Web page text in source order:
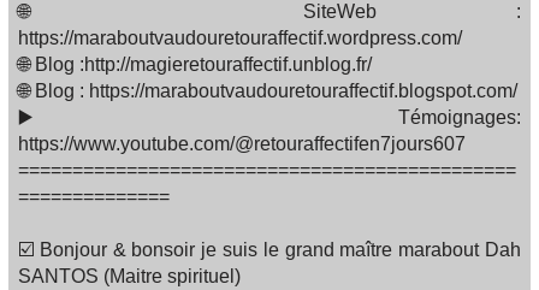
🌐 SiteWeb :
https://maraboutvaudouretouraffectif.wordpress.com/
🌐 Blog :http://magieretouraffectif.unblog.fr/
🌐 Blog : https://maraboutvaudouretouraffectif.blogspot.com/
▶️ Témoignages:
https://www.youtube.com/@retouraffectifen7jours607
==============================================
==============
☑️ Bonjour & bonsoir je suis le grand maître marabout Dah
SANTOS (Maitre spirituel)